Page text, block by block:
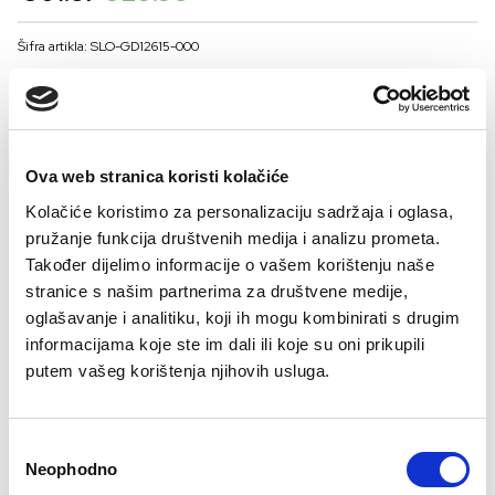
Ova web stranica koristi kolačiće
Kolačiće koristimo za personalizaciju sadržaja i oglasa,
pružanje funkcija društvenih medija i analizu prometa.
Također dijelimo informacije o vašem korištenju naše
stranice s našim partnerima za društvene medije,
oglašavanje i analitiku, koji ih mogu kombinirati s drugim
informacijama koje ste im dali ili koje su oni prikupili
putem vašeg korištenja njihovih usluga.
Selection
Neophodno
price
was:
€61.37.
price
is:
€29.95.
Šifra artikla: SLO-GD12615-000
BOJA
VELIČNA
38 40 42 44 46
Kalkulator velicine
- + DODAJTE U KORPU
Sastav: